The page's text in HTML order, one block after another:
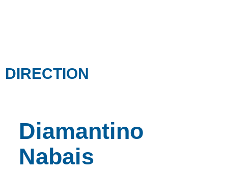
DIRECTION
Diamantino
Nabais